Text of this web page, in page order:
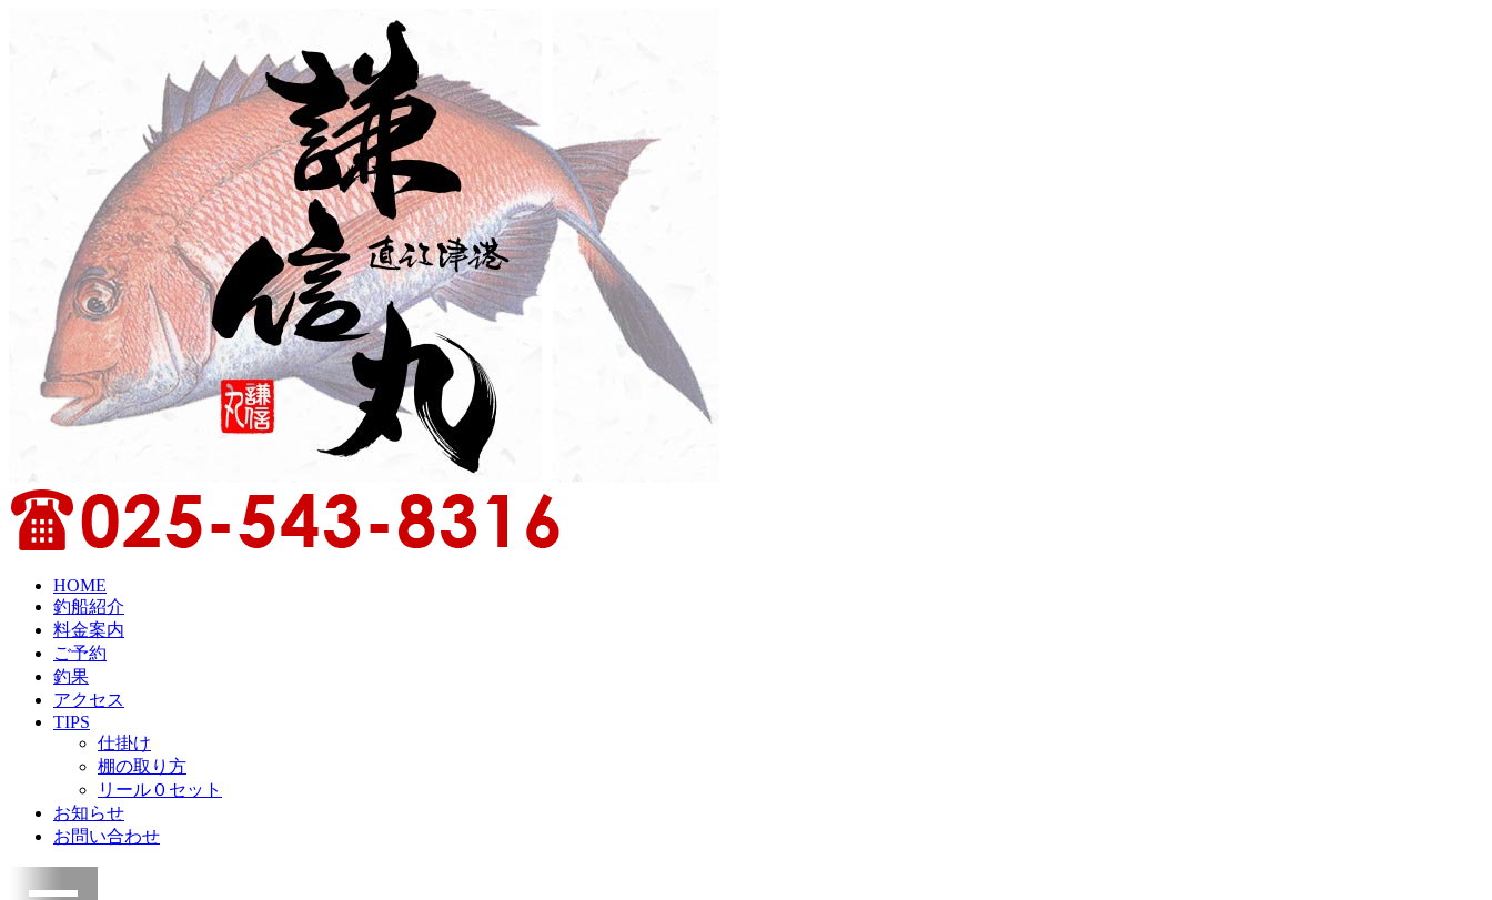
HOME
釣船紹介
料金案内
ご予約
釣果
アクセス
TIPS
仕掛け
棚の取り方
リール０セット
お知らせ
お問い合わせ